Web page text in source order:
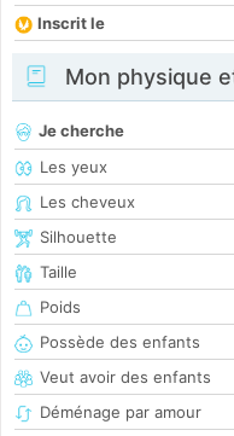
Inscrit le
Mon physique
Je cherche
Les yeux
Les cheveux
Silhouette
Taille
Poids
Possède des enfants
Veut avoir des enfants
Déménage par amour